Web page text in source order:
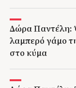
Δώρα Παντέλη:
λαμπερό γάμο
στο κύμα